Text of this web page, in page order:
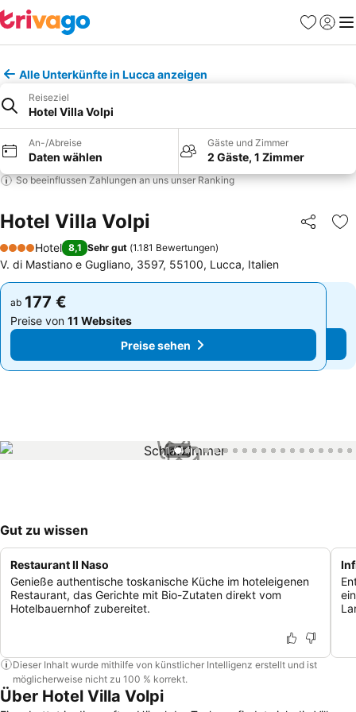
Favoriten
Alle Unterkünfte in Lucca anzeigen
Reiseziel
Hotel Villa Volpi
An-/Abreise
Daten wählen
Gäste und Zimmer
2 Gäste, 1 Zimmer
So beeinflussen Zahlungen an uns unser Ranking
Hotel Villa Volpi Teilen
4 Sterne
Hotel 8,1 Sehr gut (1.181 Bewertungen)
V. di Mastiano e Gugliano, 3597, 55100, Lucca, Italien
ab 177 €
Preise von 11 Websites
Preise sehen
ab 177 €
Preise von 11 Websites
Preise sehen
1 / 44
Gut zu wissen
Restaurant Il Naso
Genieße authentische toskanische Küche im hoteleigenen
Restaurant, das Gerichte mit Bio-Zutaten direkt vom
Hotelbauernhof zubereitet.
Dieser Inhalt wurde mithilfe von künstlicher Intelligenz erstellt und ist
möglicherweise nicht zu 100 % korrekt.
Über Hotel Villa Volpi